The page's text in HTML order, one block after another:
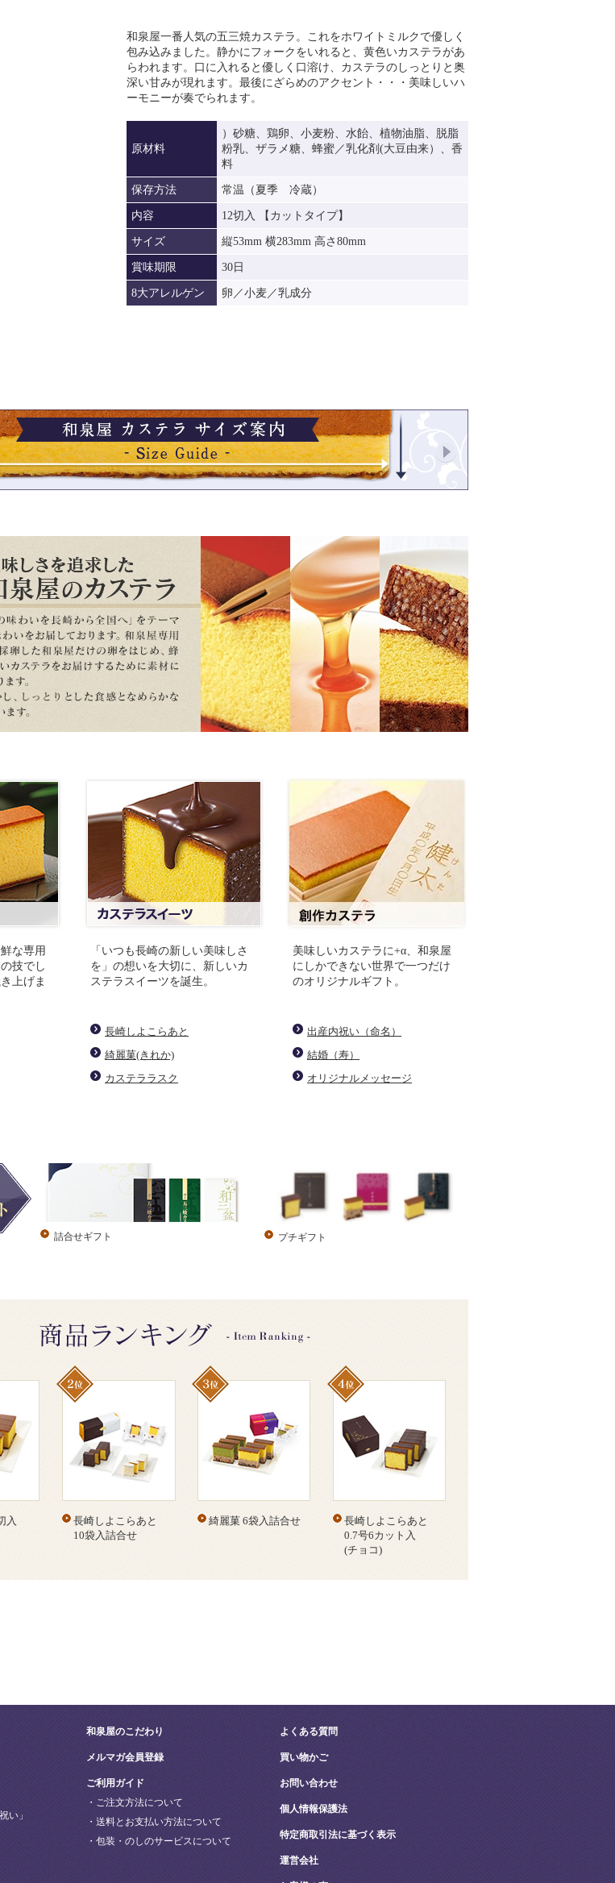
和泉屋一番人気の五三焼カステラ。これをホワイトミルクで優しく
包み込みました。静かにフォークをいれると、黄色いカステラがあ
らわれます。口に入れると優しく口溶け、カステラのしっとりと奥
深い甘みが現れます。最後にざらめのアクセント・・・美味しいハ
ーモニーが奏でられます。
原材料
）砂糖、鶏卵、小麦粉、水飴、植物油脂、脱脂
粉乳、ザラメ糖、蜂蜜／乳化剤(大豆由来）、香
料
保存方法 常温（夏季 冷蔵）
内容 12切入 【カットタイプ】
サイズ 縦53mm 横283mm 高さ80mm
賞味期限 30日
8大アレルゲン 卵／小麦／乳成分
な専用
技でし
上げま
「いつも長崎の新しい美味しさ
を」の想いを大切に、新しいカ
ステラスイーツを誕生。
長崎しよこらあと
綺麗菓(きれか)
カステララスク
美味しいカステラに+α、和泉屋
にしかできない世界で一つだけ
のオリジナルギフト。
出産内祝い（命名）
結婚（寿）
オリジナルメッセージ
詰合せギフト プチギフト
入
長崎しよこらあと
10袋入詰合せ
綺麗菓 6袋入詰合せ
長崎しよこらあと
0.7号6カット入
(チョコ)
い」
和泉屋のこだわり
メルマガ会員登録
ご利用ガイド
・ご注文方法について
・送料とお支払い方法について
・包装・のしのサービスについて
よくある質問
買い物かご
お問い合わせ
個人情報保護法
特定商取引法に基づく表示
運営会社